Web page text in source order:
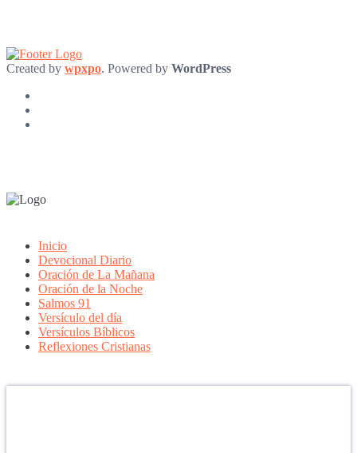
Created by wpxpo. Powered by WordPress
Inicio
Devocional Diario
Oración de La Mañana
Oración de la Noche
Salmos 91
Versículo del día
Versículos Bíblicos
Reflexiones Cristianas